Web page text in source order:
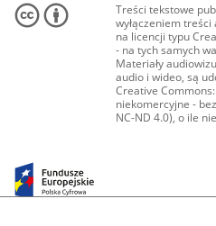
Treści tekstowe
wyłączeniem
na licencji typu
- na tych samych
Materiały
audio i wideo, są
Creative
niekomercyjne -
NC-ND 4.0), o ile